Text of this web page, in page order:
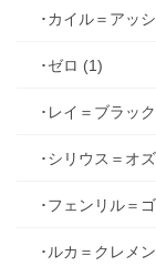
･カイル＝アッ
･ゼロ (1)
･レイ＝ブラッ
･シリウス＝オ
･フェンリル＝
･ルカ＝クレメ